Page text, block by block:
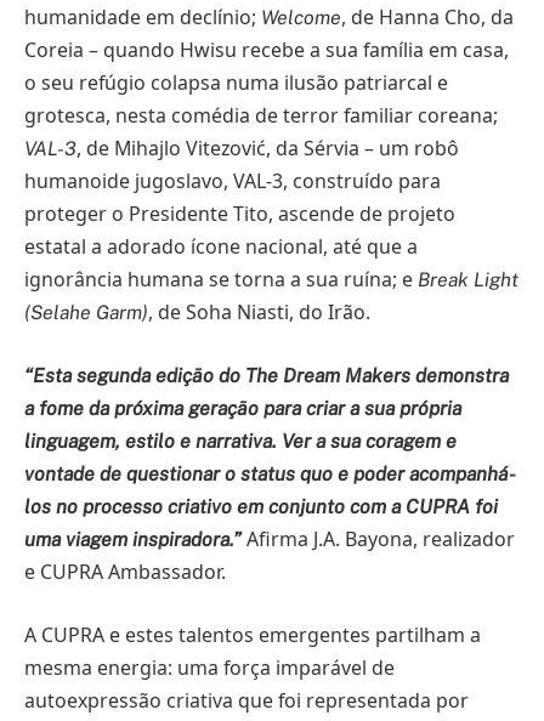
humanidade em declínio; Welcome, de Hanna Cho, da
Coreia – quando Hwisu recebe a sua família em casa,
o seu refúgio colapsa numa ilusão patriarcal e
grotesca, nesta comédia de terror familiar coreana;
VAL-3, de Mihajlo Vitezović, da Sérvia – um robô
humanoide jugoslavo, VAL-3, construído para
proteger o Presidente Tito, ascende de projeto
estatal a adorado ícone nacional, até que a
ignorância humana se torna a sua ruína; e Break Light
(Selahe Garm), de Soha Niasti, do Irão.
“Esta segunda edição do The Dream Makers demonstra
a fome da próxima geração para criar a sua própria
linguagem, estilo e narrativa. Ver a sua coragem e
vontade de questionar o status quo e poder acompanhá-
los no processo criativo em conjunto com a CUPRA foi
uma viagem inspiradora.”Afirma J.A. Bayona, realizador
e CUPRA Ambassador.
A CUPRA e estes talentos emergentes partilham a
mesma energia: uma força imparável de
autoexpressão criativa que foi representada por